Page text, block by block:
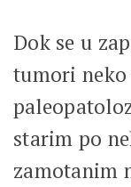
Dok se u
tumori
starim po
zamotanim